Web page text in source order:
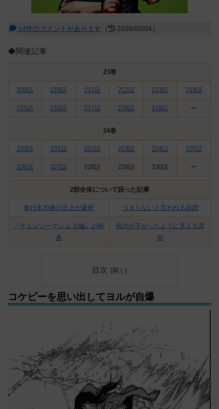
14件のコメントがあります （ 2026/02/04）
◆関連記事
23巻
209話 210話 211話 212話 213話 214話
215話 216話 217話 218話 219話 ー
24巻
220話 221話 222話 223話 224話 225話
226話 227話 228話 229話 230話 ー
2部全体について語った記事
単行本20巻の売上が爆死 つまらないと言われる原因
『チェンソーマン レゼ編』の特
典
画力が下がったように見える原
因
目次
コケピーを思い出してヨルが自爆